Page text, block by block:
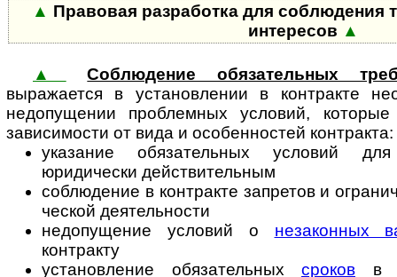
▲ Правовая разработка для соблюдения
интересов ▲
▲
Соблюдение обязательных
выражается в установлении в контракте
недопущении проблемных условий, которые
зависимости от вида и особенностей контракта:
указание обязательных условий
юридически действительным
соблюдение в контракте запретов и
чес­кой деятельности
недопущение условий о незаконных
контракту
установление обязательных сроков в